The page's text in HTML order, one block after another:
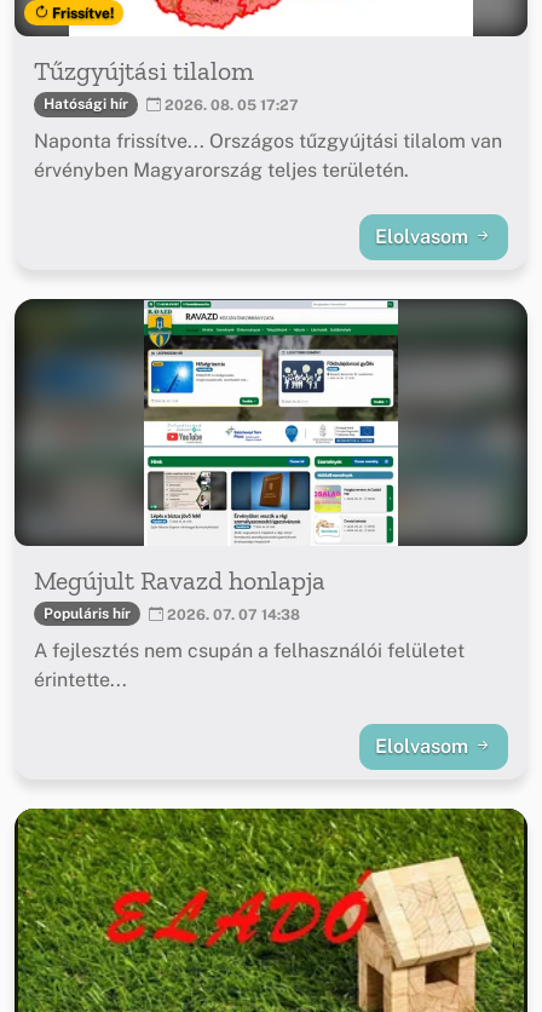
Frissítve!
Tűzgyújtási tilalom
Hatósági hír 2026. 08. 05 17:27
Naponta frissítve... Országos tűzgyújtási tilalom van
érvényben Magyarország teljes területén.
Elolvasom
Megújult Ravazd honlapja
Populáris hír 2026. 07. 07 14:38
A fejlesztés nem csupán a felhasználói felületet
érintette...
Elolvasom